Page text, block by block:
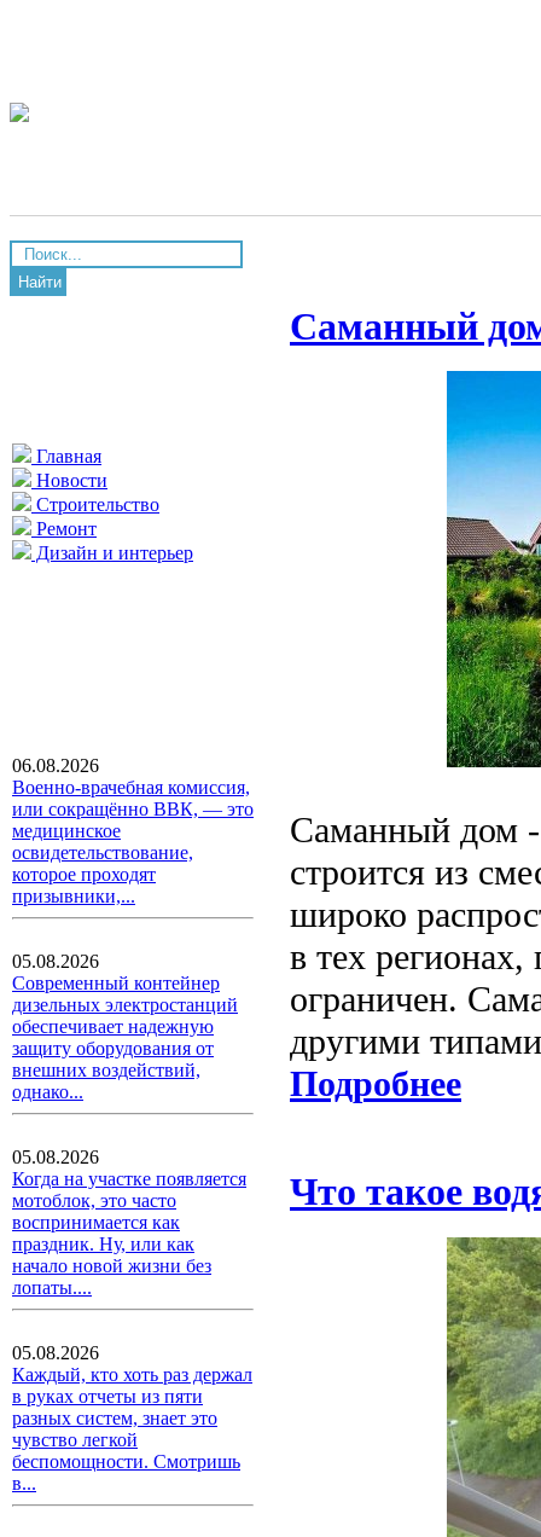
Найти
Главная
Новости
Строительство
Ремонт
Дизайн и интерьер
06.08.2026
Военно-врачебная комиссия,
или сокращённо ВВК, — это
медицинское
освидетельствование,
которое проходят
призывники,...
05.08.2026
Современный контейнер
дизельных электростанций
обеспечивает надежную
защиту оборудования от
внешних воздействий,
однако...
05.08.2026
Когда на участке появляется
мотоблок, это часто
воспринимается как
праздник. Ну, или как
начало новой жизни без
лопаты....
05.08.2026
Каждый, кто хоть раз держал
в руках отчеты из пяти
разных систем, знает это
чувство легкой
беспомощности. Смотришь
в...
Саманный
Саманный дом
строится из
широко
в тех
ограничен.
другими
Подробнее
Что такое